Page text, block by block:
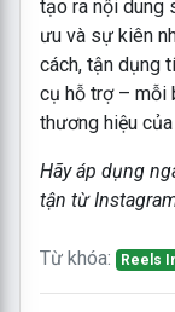
tạo ra nội dung
ưu và sự kiên
cách, tận dụng
cụ hỗ trợ – mỗi
thương hiệu của
Hãy áp dụng
tận từ
Từ khóa: Reels